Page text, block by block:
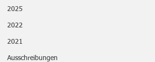
2025
2022
2021
Ausschreibungen